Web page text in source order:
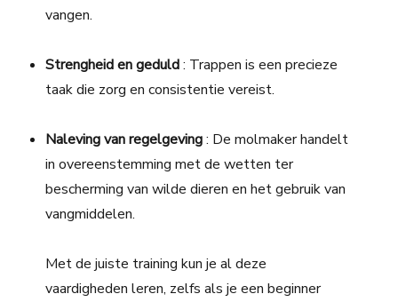
vangen.
Strengheid en geduld: Trappen is een precieze
taak die zorg en consistentie vereist.
Naleving van regelgeving: De molmaker handelt
in overeenstemming met de wetten ter
bescherming van wilde dieren en het gebruik van
vangmiddelen.
Met de juiste training kun je al deze
vaardigheden leren, zelfs als je een beginner